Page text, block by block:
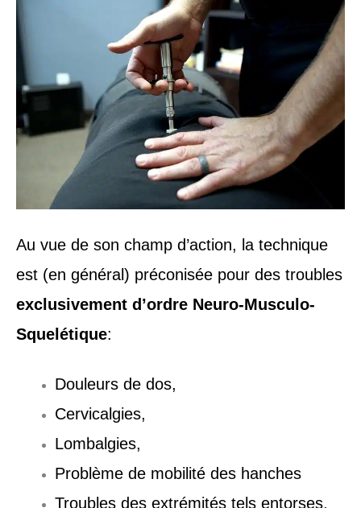
Au vue de son champ d’action, la technique
est (en général) préconisée pour des troubles
exclusivement d’ordre Neuro-Musculo-
Squelétique:
Douleurs de dos,
Cervicalgies,
Lombalgies,
Problème de mobilité des hanches
Troubles des extrémités tels entorses,